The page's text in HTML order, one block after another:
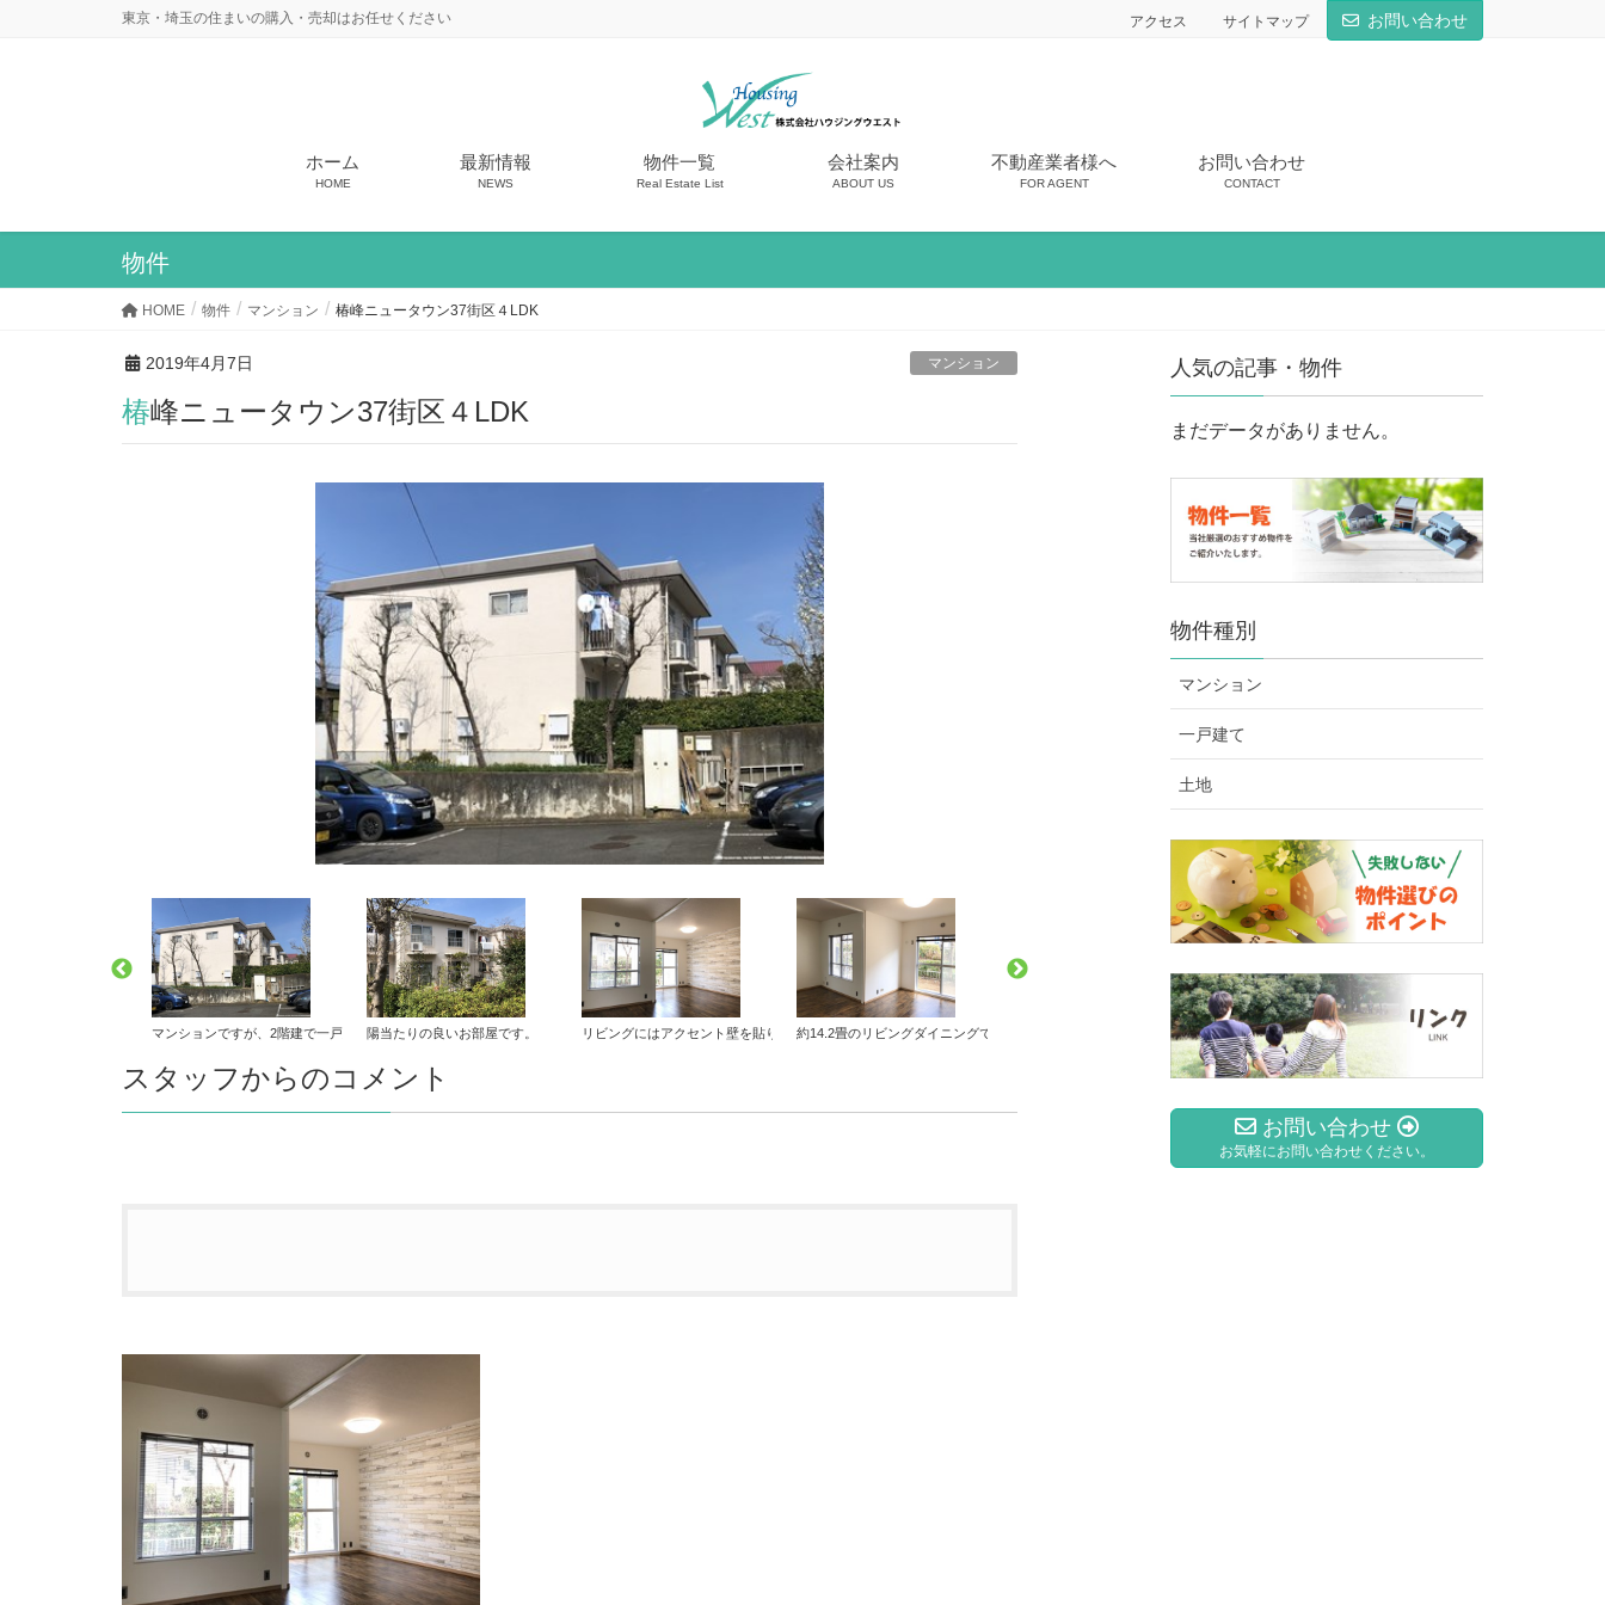
東京・埼玉の住まいの購入・売却はお任せください アクセス サイトマップ お問い合わせ
ホーム
HOME
最新情報
NEWS
物件一覧
Real Estate List
会社案内
ABOUT US
不動産業者様へ
FOR AGENT
お問い合わせ
CONTACT
物件
HOME 物件 マンション 椿峰ニュータウン37街区４LDK
2019年4月7日 マンション
椿峰ニュータウン37街区４LDK
た生活が期待できます。
㎡のマンションです。トイレも2か所あります。専用庭は約24㎡もあり、休日の楽しみが増えそうです。
マンションですが、2階建で一戸建の雰囲気を醸し出しています。
陽当たりの良いお部屋です。 リビングにはアクセント壁を貼りました。約14.2畳のリビングダイニングではゆったりとした生活が期待できます。４LDKの約98㎡のマンションです。トイレも2か所あります。専用庭は約24㎡もあり、休日の楽しみ
マンションですが、2階建で一戸建の雰囲気を醸し出しています
陽当たりの良いお部屋です
スタッフからのコメント
人気の記事・物件
まだデータがありません。
物件種別
マンション
一戸建て
土地
お問い合わせ
お気軽にお問い合わせください。